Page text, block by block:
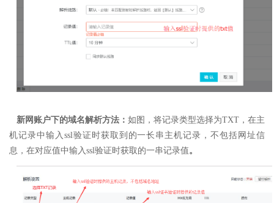
新网账户下的域名解析方法： 如图， 将记录类型选择为TXT， 在主
机记录中输入ssl验证时获取到的一长串主机记录，不包括网址信
息， 在对应值中输入ssl验证时获取的一串记录值。